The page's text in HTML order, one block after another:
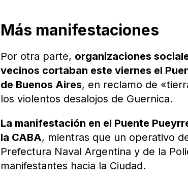
Más manifestaciones
Por otra parte, organizaciones
vecinos cortaban este viernes el
de Buenos Aires, en reclamo de
los violentos desalojos de Guernica.
La manifestación en el Puente
la CABA, mientras que un operativo
Prefectura Naval Argentina y de la
manifestantes hacia la Ciudad.